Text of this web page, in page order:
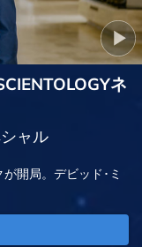
ネ
ャル
開局。デビッド･ミ